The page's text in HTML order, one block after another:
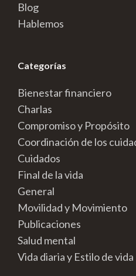
Blog
Hablemos
Categorías
Bienestar financiero
Charlas
Compromiso y Propósito
Coordinación de los
Cuidados
Final de la vida
General
Movilidad y Movimiento
Publicaciones
Salud mental
Vida diaria y Estilo de vida